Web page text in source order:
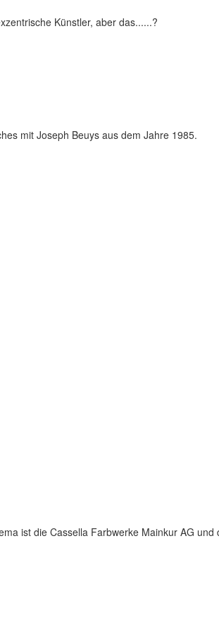
Künstler, aber das......?
mit Joseph Beuys aus dem Jahre 1985.
ist die Cassella Farbwerke Mainkur AG und